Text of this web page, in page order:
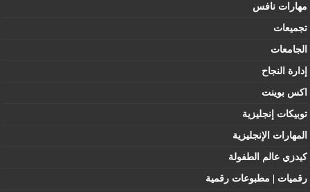
مهارات نافس
تجميعات
الجامعات
إدارة النجاح
اكس بوينت
توبيكات إنجليزية
المهارات الإنجليزية
كيدزي عالم الطفولة
رقميات | مطبوعات رقمية